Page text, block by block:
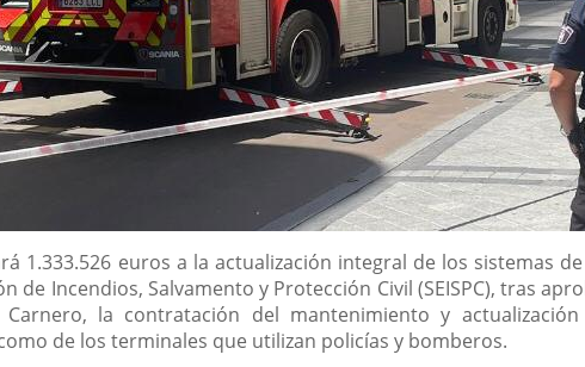
1.333.526 euros a la actualización integral de los sistemas
de Incendios, Salvamento y Protección Civil (SEISPC), tras
Carnero, la contratación del mantenimiento y
de los terminales que utilizan policías y bomberos.